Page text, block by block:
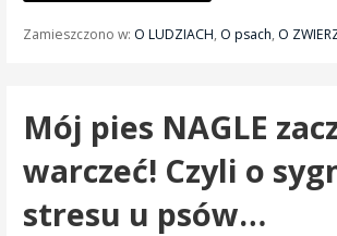
Zamieszczono w: O LUDZIACH, O psach, O
Mój pies NAGLE
warczeć! Czyli o
stresu u psów…